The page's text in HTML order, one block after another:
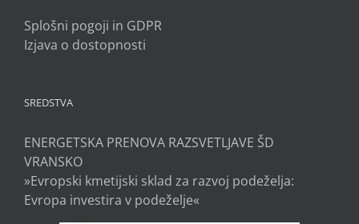
Splošni pogoji in GDPR
Izjava o dostopnosti
SREDSTVA
ENERGETSKA PRENOVA RAZSVETLJAVE ŠD
VRANSKO
»Evropski kmetijski sklad za razvoj podeželja:
Evropa investira v podeželje«